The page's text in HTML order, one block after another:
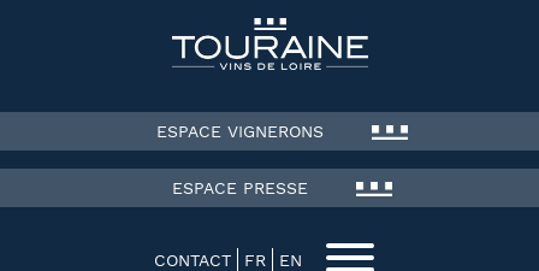
ESPACE VIGNERONS
ESPACE PRESSE
CONTACT FR EN